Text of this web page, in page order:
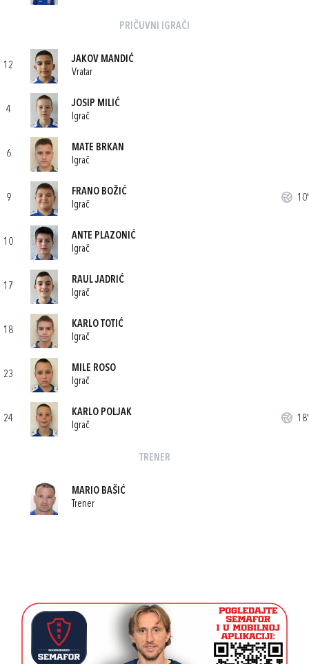
PRIČUVNI IGRAČI
12
JAKOV MANDIĆ
Vratar
4
JOSIP MILIĆ
Igrač
6
MATE BRKAN
Igrač
9
FRANO BOŽIĆ
Igrač
10'
10
ANTE PLAZONIĆ
Igrač
17
RAUL JADRIĆ
Igrač
18
KARLO TOTIĆ
Igrač
23
MILE ROSO
Igrač
24
KARLO POLJAK
Igrač
18'
TRENER
MARIO BAŠIĆ
Trener